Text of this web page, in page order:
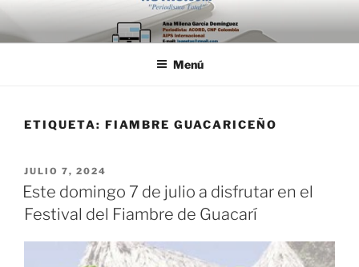
Saltar
al
contenido
Menú
ETIQUETA: FIAMBRE GUACARICEÑO
PUBLICADO
EL
JULIO 7, 2024
Este domingo 7 de julio a disfrutar en el
Festival del Fiambre de Guacarí